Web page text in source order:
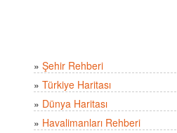
» Şehir Rehberi
» Türkiye Haritası
» Dünya Haritası
» Havalimanları Rehberi